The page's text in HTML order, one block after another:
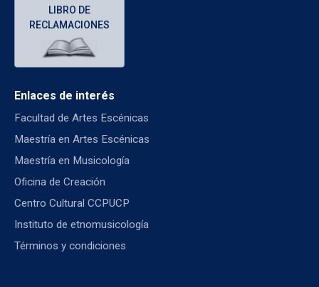
LIBRO DE
RECLAMACIONES
Enlaces de interés
Facultad de Artes Escénicas
Maestría en Artes Escénicas
Maestría en Musicología
Oficina de Creación
Centro Cultural CCPUCP
Instituto de etnomusicología
Términos y condiciones